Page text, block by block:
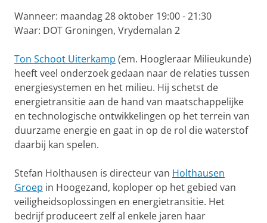
Wanneer: maandag 28 oktober 19:00 - 21:30
Waar: DOT Groningen, Vrydemalan 2
Ton Schoot Uiterkamp (em. Hoogleraar Milieukunde)
heeft veel onderzoek gedaan naar de relaties tussen
energiesystemen en het milieu. Hij schetst de
energietransitie aan de hand van maatschappelijke
en technologische ontwikkelingen op het terrein van
duurzame energie en gaat in op de rol die waterstof
daarbij kan spelen.
Stefan Holthausen is directeur van Holthausen
Groep in Hoogezand, koploper op het gebied van
veiligheidsoplossingen en energietransitie. Het
bedrijf produceert zelf al enkele jaren haar